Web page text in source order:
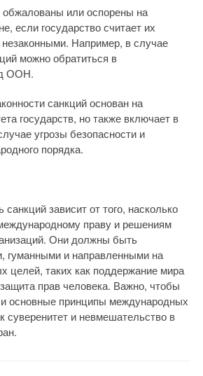
или оспорены на
если государство считает их
Например, в случае
можно обратиться в
ООН.
санкций основан на
государств, но также включает в
угрозы безопасности и
порядка.
зависит от того, насколько
праву и решениям
Они должны быть
гуманными и направленными на
целей, таких как поддержание мира
прав человека. Важно, чтобы
основные принципы международных
суверенитет и невмешательство в